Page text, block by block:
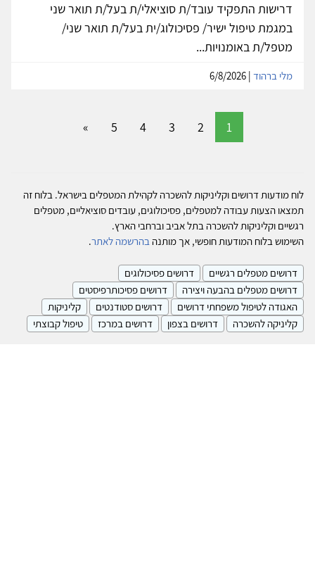
דרישות התפקיד עובד/ת סוציאלי/ת בעל/ת תואר שני
במגמת טיפול ישיר/ פסיכולוג/ית בעל/ת תואר שני/
מטפל/ת באומנויות...
מלי ברהוד
1
2
3
4
5
»
לוח מודעות דרושים וקליניקות להשכרה לקהילת המטפלים בישראל. בלוח זה
תמצאו הצעות עבודה למטפלים, פסיכולוגים, עובדים סוציאליים, מטפלים
רגשיים וקליניקות להשכרה בתל אביב וברחבי הארץ.
השימוש בלוח המודעות חופשי, אך מותנה בהרשמה לאתר.
דרושים מטפלים רגשיים
דרושים פסיכולוגים
דרושים מטפלים בהבעה ויצירה
דרושים פסיכותרפיסטים
האגודה לטיפול משפחתי דרושים
דרושים סטודנטים
קליניקות
קליניקה להשכרה
דרושים בצפון דרושים במרכז טיפול קבוצתי